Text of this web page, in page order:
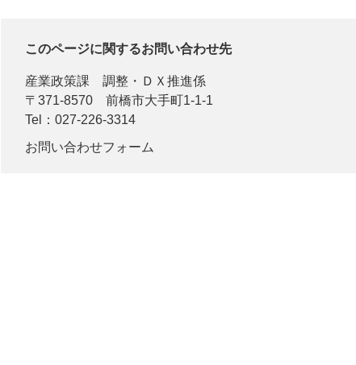
このページに関するお問い合わせ先
産業政策課
調整・ＤＸ推進係
〒371-8570
前橋市大手町1-1-1
Tel：027-226-3314
お問い合わせフォーム